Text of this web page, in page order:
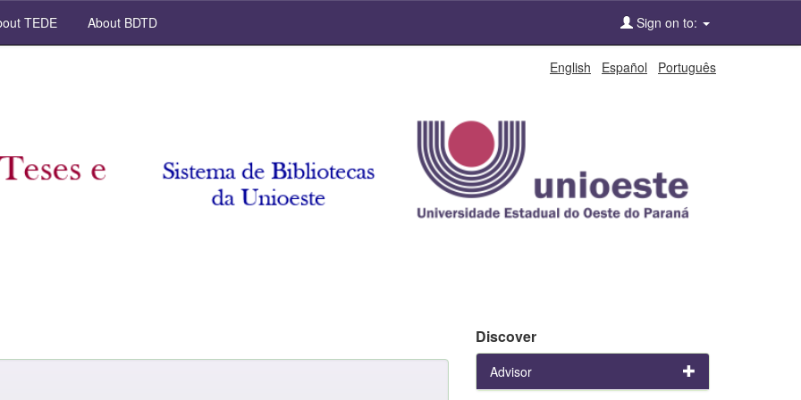
TEDE About BDTD Sign on to:
English Español Português
Discover
Advisor